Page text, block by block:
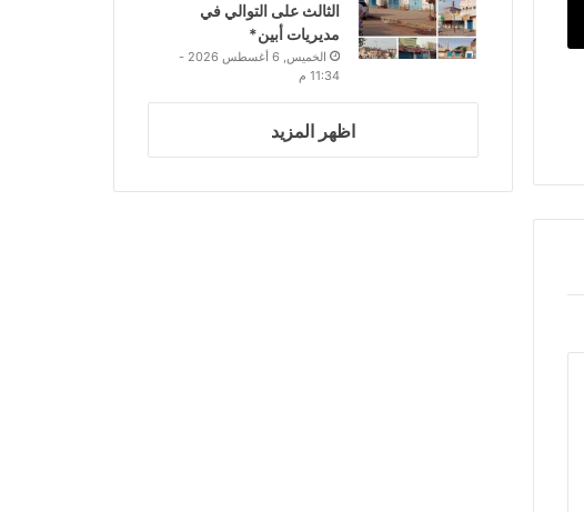
الثالث على التوالي في
مديريات أبين*
الخميس, 6 أغسطس 2026 -
11:34 م
اظهر المزيد